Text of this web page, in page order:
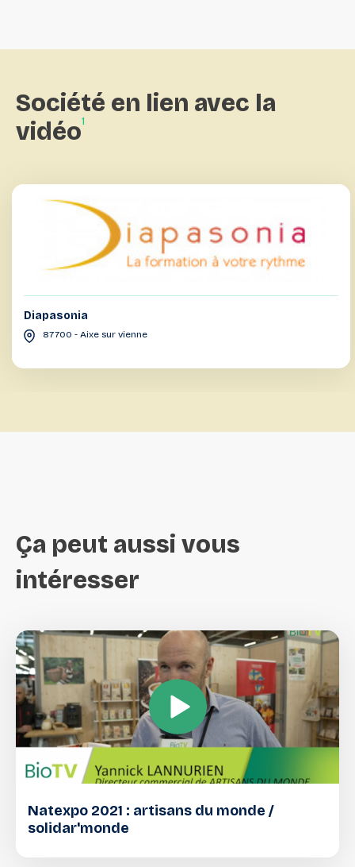
Société en lien avec la
vidéo1
Diapasonia
87700 - Aixe sur vienne
Ça peut aussi vous
intéresser
Natexpo 2021 : artisans du monde /
solidar'monde